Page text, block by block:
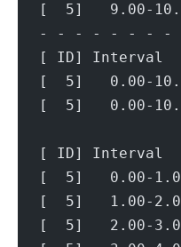
[  5]   9.00-
- - - - - - - -
[ ID] Interval
[  5]   0.00-
[  5]   0.00-
[ ID] Interval
[  5]   0.00-
[  5]   1.00-
[  5]   2.00-